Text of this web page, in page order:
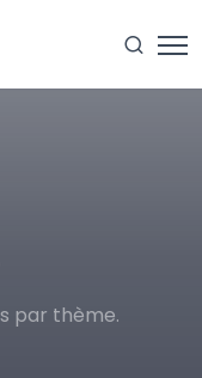
par thème.